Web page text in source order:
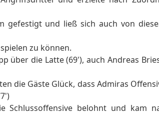
gefestigt und ließ sich auch von
zu können.
über die Latte (69'), auch Andreas
die Gäste Glück, dass Admiras
belohnt und kam